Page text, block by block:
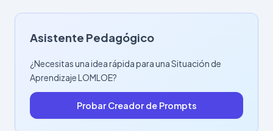
Asistente Pedagógico
¿Necesitas una idea rápida para una Situación de
Aprendizaje LOMLOE?
Probar Creador de Prompts